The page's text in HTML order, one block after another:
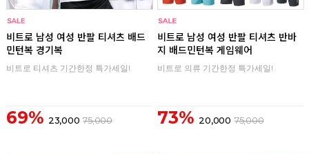
비트로 남성 여성 반팔 티셔츠 배드
민턴복 경기복
비트로 티셔츠 기간한정 특가세일!
69% 23,000 75,000
비트로 남성 여성 반팔 티셔츠 반바
지 배드민턴복 게임웨어
비트로 의류 기간한정 특가세일!
73% 20,000 75,000